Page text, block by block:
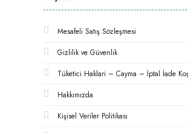
Mesafeli Satış Sözleşmesi
Gizlilik ve Güvenlik
Tüketici Haklari – Cayma – İptal İade
Hakkımızda
Kişisel Veriler Politikası